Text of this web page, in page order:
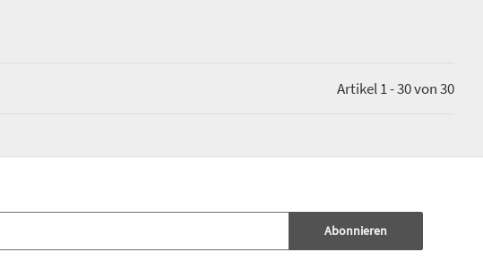
Artikel 1 - 30 von 30
Abonnieren